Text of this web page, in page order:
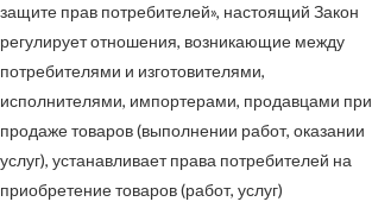
защите прав потребителей», настоящий Закон
регулирует отношения, возникающие между
потребителями и изготовителями,
исполнителями, импортерами, продавцами при
продаже товаров (выполнении работ, оказании
услуг), устанавливает права потребителей на
приобретение товаров (работ, услуг)